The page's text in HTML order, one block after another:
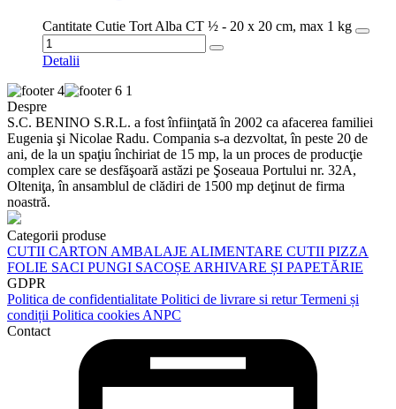
Cantitate Cutie Tort Alba CT ½ - 20 x 20 cm, max 1 kg
Detalii
Despre
S.C. BENINO S.R.L. a fost înfiinţată în 2002 ca afacerea familiei
Eugenia şi Nicolae Radu. Compania s-a dezvoltat, în peste 20 de
ani, de la un spaţiu închiriat de 15 mp, la un proces de producţie
complex care se desfăşoară astăzi pe Şoseaua Portului nr. 32A,
Olteniţa, în ansamblul de clădiri de 1500 mp deţinut de firma
noastră.
Categorii produse
CUTII CARTON AMBALAJE ALIMENTARE CUTII PIZZA
FOLIE SACI PUNGI SACOȘE ARHIVARE ȘI PAPETĂRIE
GDPR
Politica de confidentialitate Politici de livrare si returTermeni și
condiții Politica cookies ANPC
Contact